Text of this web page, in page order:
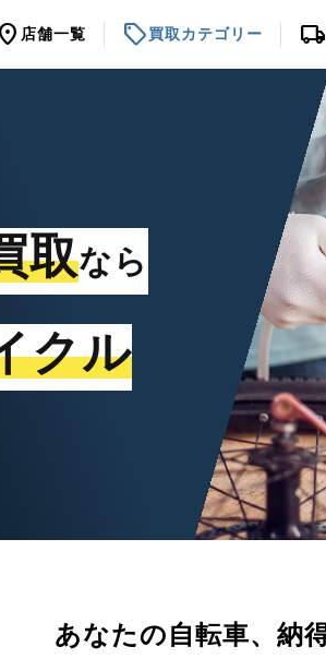
location_on 店舗一覧 sell買取カテゴリー local_shipping
取なら
クル
あなたの自転車、 納